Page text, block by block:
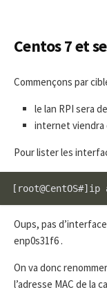
Centos 7 et
Commençons par
le lan RPI sera
internet viendra
Pour lister les
Oups, pas
enp0s31f6 .
On va donc
l’adresse MAC de la